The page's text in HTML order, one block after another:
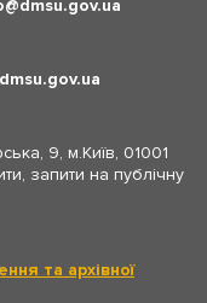
dmsu.gov.ua
dmsu.gov.ua
9, м.Київ, 01001
запити на публічну
та архівної